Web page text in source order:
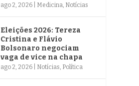
ago 2, 2026 Medicina, Notícias
Eleições 2026: Tereza
Cristina e Flávio
Bolsonaro negociam
vaga de vice na chapa
ago 2, 2026 Notícias, Política